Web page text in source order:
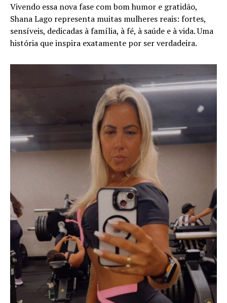
Vivendo essa nova fase com bom humor e gratidão,
Shana Lago representa muitas mulheres reais: fortes,
sensíveis, dedicadas à família, à fé, à saúde e à vida. Uma
história que inspira exatamente por ser verdadeira.